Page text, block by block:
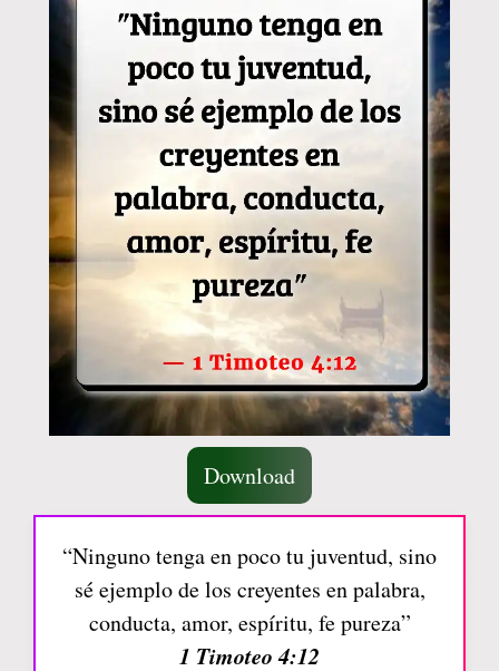
Download
“Ninguno tenga en poco tu juventud, sino
sé ejemplo de los creyentes en palabra,
conducta, amor, espíritu, fe pureza”
1 Timoteo 4:12